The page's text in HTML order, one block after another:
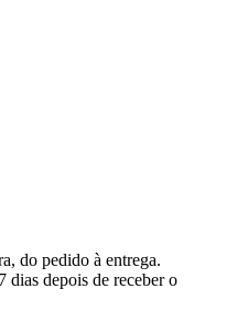
do pedido à entrega.
dias depois de receber o